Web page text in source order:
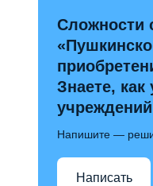
Сложности
Знаете,
Напишите —
Написать